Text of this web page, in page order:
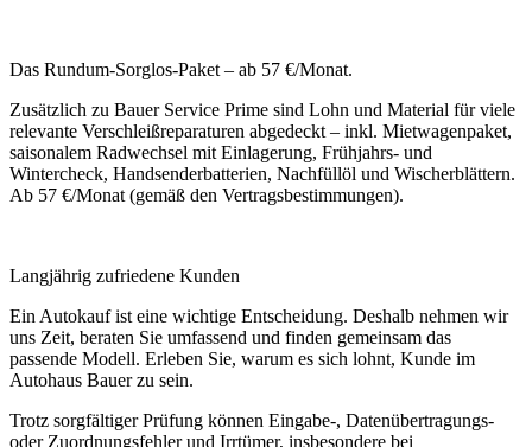
Das Rundum-Sorglos-Paket – ab 57 €/Monat.
Zusätzlich zu Bauer Service Prime sind Lohn und Material für viele
relevante Verschleißreparaturen abgedeckt – inkl. Mietwagenpaket,
saisonal­em Radwechsel mit Einlagerung, Frühjahrs- und
Wintercheck, Handsenderbatterien, Nachfüllöl und Wischerblättern.
Ab 57 €/Monat (gemäß den Vertragsbestimmungen).
Langjährig zufriedene Kunden
Ein Autokauf ist eine wichtige Entscheidung. Deshalb nehmen wir
uns Zeit, beraten Sie umfassend und finden gemeinsam das
passende Modell. Erleben Sie, warum es sich lohnt, Kunde im
Autohaus Bauer zu sein.
Trotz sorgfältiger Prüfung können Eingabe-, Datenübertragungs-
oder Zuordnungsfehler und Irrtümer, insbesondere bei